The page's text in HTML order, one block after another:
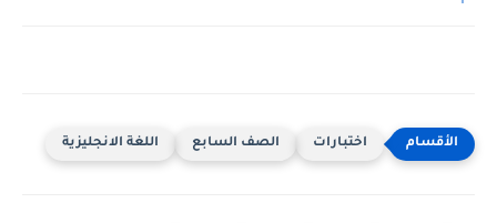
اختبارات الصف السابع اللغة الانجليزية